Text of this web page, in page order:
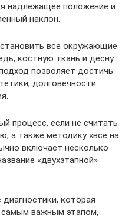
надлежащее положение и
наклон.
все окружающие
костную ткань и десну.
позволяет достичь
долговечности
процесс, если не считать
а также методику «все на
включает несколько
«двухэтапной»
диагностики, которая
самым важным этапом,